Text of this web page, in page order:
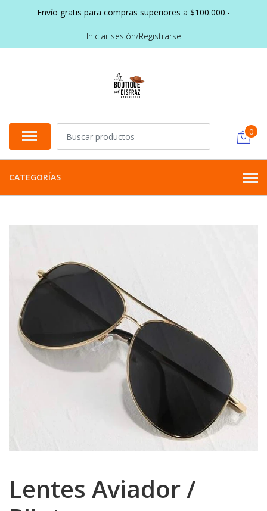
Envío gratis para compras superiores a $100.000.-
Iniciar sesión/Registrarse
0
CATEGORÍAS
Lentes Aviador /